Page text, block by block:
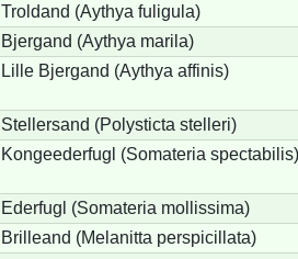
Troldand (Aythya fuligula)
Bjergand (Aythya marila)
Lille Bjergand (Aythya affinis)
Stellersand (Polysticta stelleri)
Kongeederfugl (Somateria spectabilis)
Ederfugl (Somateria mollissima)
Brilleand (Melanitta perspicillata)